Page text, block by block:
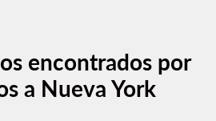
encontrados por
a Nueva York